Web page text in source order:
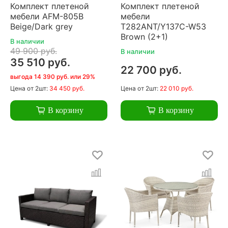
Комплект плетеной
мебели AFM-805B
Beige/Dark grey
В наличии
49 900 руб.
35 510 руб.
выгода 14 390 руб. или 29%
Цена от 2шт: 34 450 руб.
В корзину
Комплект плетеной
мебели
T282ANT/Y137C-W53
Brown (2+1)
В наличии
22 700 руб.
Цена от 2шт: 22 010 руб.
В корзину